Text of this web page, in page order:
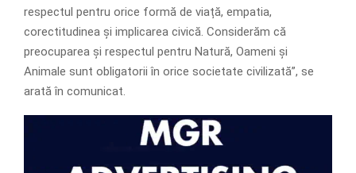
respectul pentru orice formă de viață, empatia,
corectitudinea și implicarea civică. Considerăm că
preocuparea și respectul pentru Natură, Oameni și
Animale sunt obligatorii în orice societate civilizată”, se
arată în comunicat.